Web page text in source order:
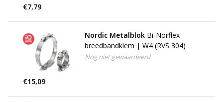
€7,79
Nordic Metalblok Bi-Norflex
breedbandklem | W4 (RVS 304)
Nog niet gewaardeerd
€15,09